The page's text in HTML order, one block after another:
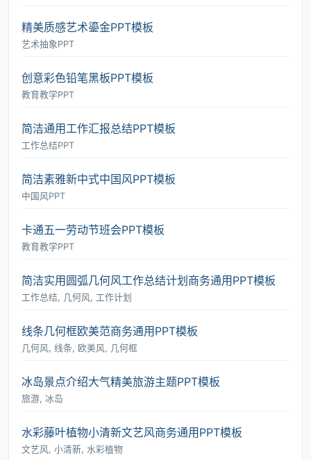
精美质感艺术鎏金PPT模板
艺术抽象PPT
创意彩色铅笔黑板PPT模板
教育教学PPT
简洁通用工作汇报总结PPT模板
工作总结PPT
简洁素雅新中式中国风PPT模板
中国风PPT
卡通五一劳动节班会PPT模板
教育教学PPT
简洁实用圆弧几何风工作总结计划商务通用PPT模板
工作总结, 几何风, 工作计划
线条几何框欧美范商务通用PPT模板
几何风, 线条, 欧美风, 几何框
冰岛景点介绍大气精美旅游主题PPT模板
旅游, 冰岛
水彩藤叶植物小清新文艺风商务通用PPT模板
文艺风, 小清新, 水彩植物